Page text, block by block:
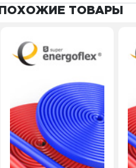
ПОХОЖИЕ ТОВАРЫ